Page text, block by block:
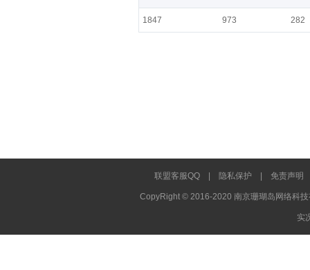
1847 973 282
联盟客服QQ 隐私保护 免责声明
CopyRight © 2016-2020 南京珊瑚岛网络科
实